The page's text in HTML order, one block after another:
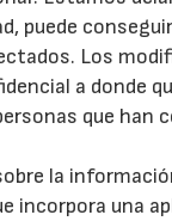
puede
Los
a donde
que han
la
incorpora una